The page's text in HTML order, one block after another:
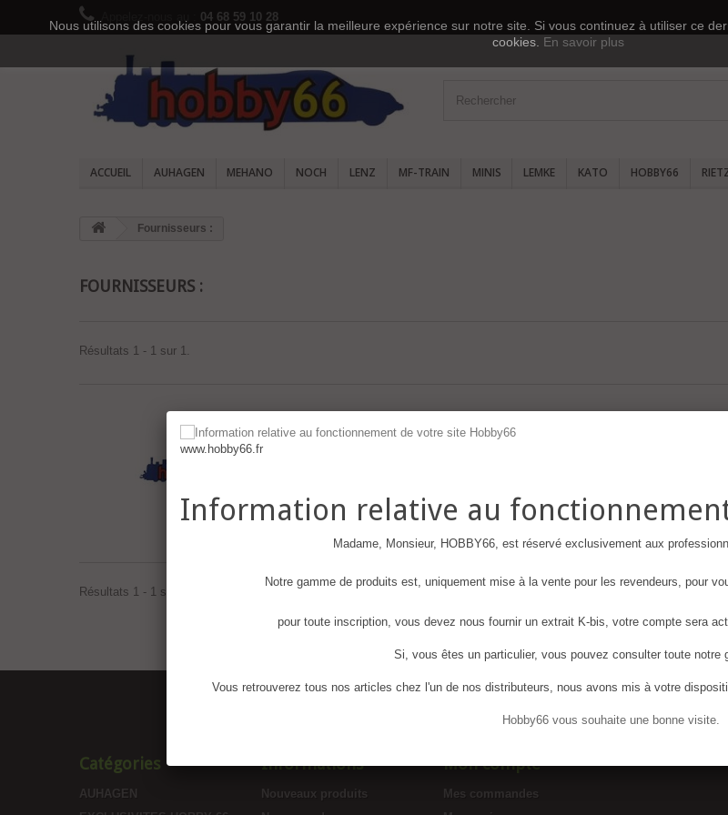
04 68 59 10 28
ACCUEIL AUHAGEN MEHANO NOCH LENZ MF-TRAIN MINIS LEMKE KATO HOBBY66
Fournisseurs :
FOURNISSEURS :
Résultats 1 - 1 sur 1.
Résultats 1 - 1 sur 1.
Catégories
AUHAGEN
Informations
Nouveaux produits
Mon compte
Mes commandes
Nous utilisons des cookies pour vous garantir la meilleure expérience sur notre site. Si vous continuez à utiliser ce
cookies. En savoir plus
www.hobby66.fr
Information relative au
Madame, Monsieur, HOBBY66, est réservé exclusivement aux
Notre gamme de produits est, uniquement mise à la vente pour les revendeurs, pour
pour toute inscription, vous devez nous fournir un extrait K-bis, votre compte sera
Si, vous êtes un particulier, vous pouvez consulter toute notre
Vous retrouverez tous nos articles chez l'un de nos distributeurs, nous avons mis à votre
Hobby66 vous souhaite une bonne visite.